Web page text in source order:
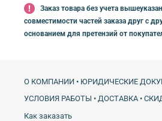
Заказ товара без учета
совместимости частей заказа друг с
основанием для претензий от
О КОМПАНИИ • ЮРИДИЧЕСКИЕ
УСЛОВИЯ РАБОТЫ • ДОСТАВКА •
Как заказать